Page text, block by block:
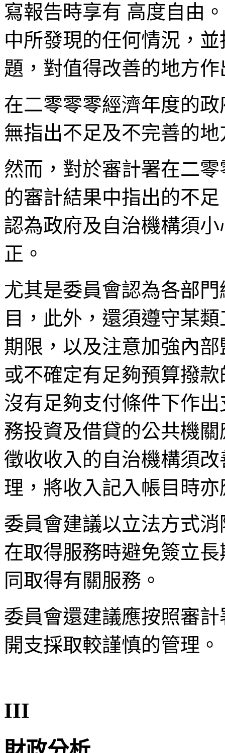
寫報告時享有 高度自由
中所發現的任何情況，
題，對值得改善的地方
在二零零零經濟年度的
無指出不足及不完善的地
然而，對於審計署在二
的審計結果中指出的不
認為政府及自治機構須
正。
尤其是委員會認為各部
目，此外，還須遵守某
期限，以及注意加強內
或不確定有足夠預算撥
沒有足夠支付條件下作
務投資及借貸的公共機
徵收收入的自治機構須
理，將收入記入帳目時
委員會建議以立法方式
在取得服務時避免簽立
同取得有關服務。
委員會還建議應按照審
開支採取較謹慎的管理。
III